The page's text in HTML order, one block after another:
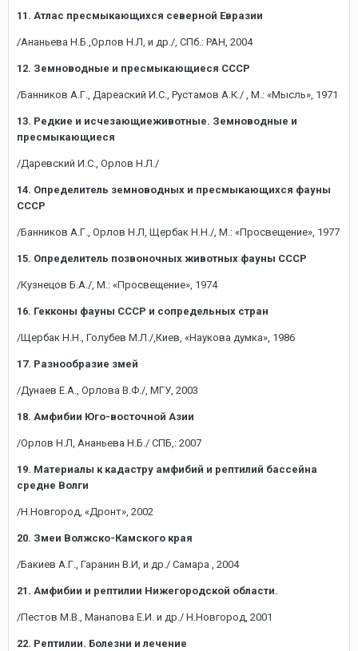
11. Атлас пресмыкающихся северной Евразии
/Ананьева Н.Б.,Орлов Н.Л, и др./, СПб.: РАН, 2004
12. Земноводные и пресмыкающиеся СССР
/Банников А.Г., Дареаский И.С., Рустамов А.К./ , М.: «Мысль», 1971
13. Редкие и исчезающиеживотные. Земноводные и
пресмыкающиеся
/Даревский И.С., Орлов Н.Л./
14. Определитель земноводных и пресмыкающихся фауны
СССР
/Банников А.Г., Орлов Н.Л, Щербак Н.Н./, М.: «Просвещение», 1977
15. Определитель позвоночных животных фауны СССР
/Кузнецов Б.А./, М.: «Просвещение», 1974
16. Гекконы фауны СССР и сопредельных стран
/Щербак Н.Н., Голубев М.Л./,Киев, «Наукова думка», 1986
17. Разнообразие змей
/Дунаев Е.А., Орлова В.Ф./, МГУ, 2003
18. Амфибии Юго-восточной Азии
/Орлов Н.Л, Ананьева Н.Б./ СПБ,: 2007
19. Материалы к кадастру амфибий и рептилий бассейна
средне Волги
/Н.Новгород, «Дронт», 2002
20. Змеи Волжско-Камского края
/Бакиев А.Г., Гаранин В.И, и др./ Самара , 2004
21. Амфибии и рептилии Нижегородской области.
/Пестов М.В., Манапова Е.И. и др./ Н.Новгород, 2001
22. Рептилии. Болезни и лечение